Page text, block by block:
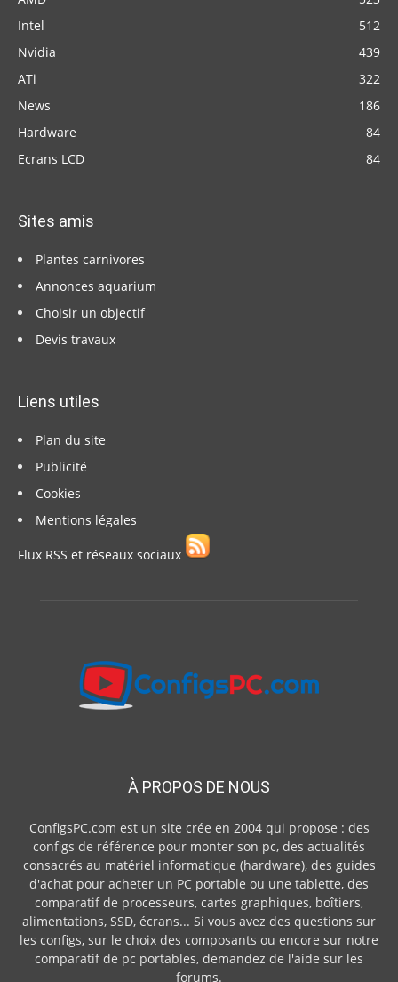
Intel
512
Nvidia
439
ATi
322
News
186
Hardware
84
Ecrans LCD
84
Sites amis
Plantes carnivores
Annonces aquarium
Choisir un objectif
Devis travaux
Liens utiles
Plan du site
Publicité
Cookies
Mentions légales
Flux RSS et réseaux sociaux
À PROPOS DE NOUS
ConfigsPC.com est un site crée en 2004 qui propose : des
configs de référence pour monter son pc, des actualités
consacrés au matériel informatique (hardware), des guides
d'achat pour acheter un PC portable ou une tablette, des
comparatif de processeurs, cartes graphiques, boîtiers,
alimentations, SSD, écrans... Si vous avez des questions sur
les configs, sur le choix des composants ou encore sur notre
comparatif de pc portables, demandez de l'aide sur les
forums.